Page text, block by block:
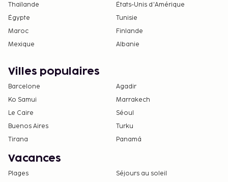
Thaïlande
États-Unis d'Amérique
Égypte
Tunisie
Maroc
Finlande
Mexique
Albanie
Villes populaires
Barcelone
Agadir
Ko Samui
Marrakech
Le Caire
Séoul
Buenos Aires
Turku
Tirana
Panamá
Vacances
Plages
Séjours au soleil